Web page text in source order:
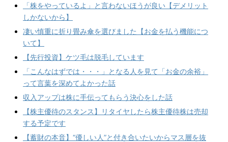
「株をやっているよ」と言わないほうが良い【デメリット
しかないから】
凄い慎重に折り畳み傘を選びました【お金を払う機能につ
いて】
【先行投資】ケツ毛は脱毛しています
「こんなはずでは・・・」となる人を見て「お金の余裕」
って言葉を深めてよかった話
収入アップは株に手伝ってもらう決心をした話
【株主優待のスタンス】リタイヤしたら株主優待株は売却
する予定です
【蓄財の本音】“優しい人”と付き合いたいからマス層を抜